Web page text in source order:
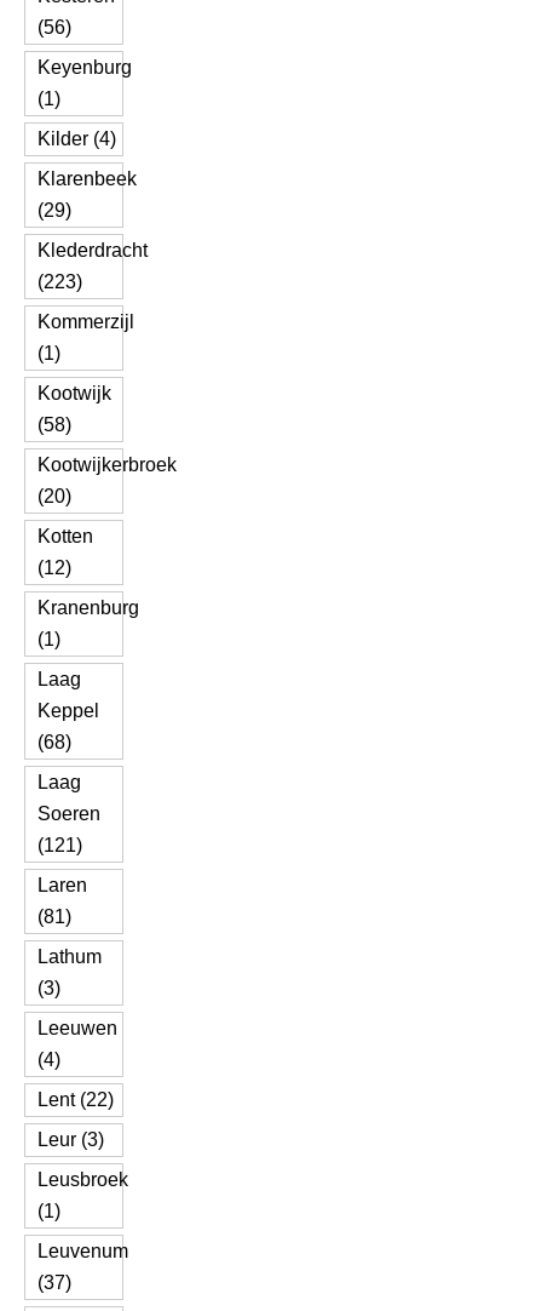
(56)
Keyenburg
(1)
Kilder (4)
Klarenbeek
(29)
Klederdracht
(223)
Kommerzijl
(1)
Kootwijk
(58)
Kootwijkerbroek
(20)
Kotten
(12)
Kranenburg
(1)
Laag
Keppel
(68)
Laag
Soeren
(121)
Laren
(81)
Lathum
(3)
Leeuwen
(4)
Lent (22)
Leur (3)
Leusbroek
(1)
Leuvenum
(37)